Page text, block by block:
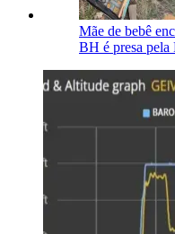
Mãe de bebê
BH é presa